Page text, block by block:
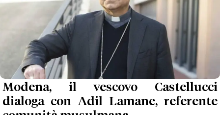
Modena, il vescovo Castellucci
dialoga con Adil Lamane, referente